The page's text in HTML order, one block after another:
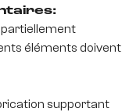
éléments doivent
supportant